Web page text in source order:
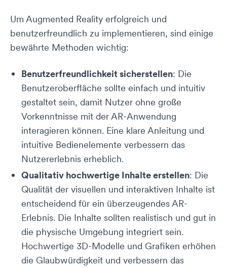
Um Augmented Reality erfolgreich und
benutzerfreundlich zu implementieren, sind einige
bewährte Methoden wichtig:
Benutzerfreundlichkeit sicherstellen: Die
Benutzeroberfläche sollte einfach und intuitiv
gestaltet sein, damit Nutzer ohne große
Vorkenntnisse mit der AR-Anwendung
interagieren können. Eine klare Anleitung und
intuitive Bedienelemente verbessern das
Nutzererlebnis erheblich.
Qualitativ hochwertige Inhalte erstellen: Die
Qualität der visuellen und interaktiven Inhalte ist
entscheidend für ein überzeugendes AR-
Erlebnis. Die Inhalte sollten realistisch und gut in
die physische Umgebung integriert sein.
Hochwertige 3D-Modelle und Grafiken erhöhen
die Glaubwürdigkeit und verbessern das